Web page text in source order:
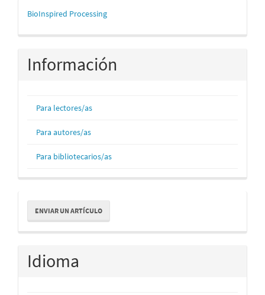
mascerca
BioInspired Processing
Información
Para lectores/as
Para autores/as
Para bibliotecarios/as
Enviar
un
artículo
ENVIAR UN ARTÍCULO
Idioma